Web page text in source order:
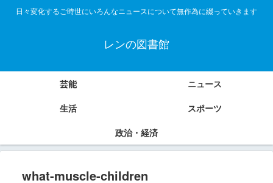
日々変化するご時世にいろんなニュースについて無作為に綴っていきます
レンの図書館
芸能
ニュース
生活
スポーツ
政治・経済
what-muscle-children